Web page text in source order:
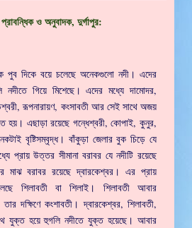
ও অনুবাদক, দুর্গাপুর:
পুব দিকে বয়ে চলেছে অনেকগুলো নদী। এদের
নদীতে গিয়ে মিশেছে। এদের মধ্যে দামোদর,
রূপনারায়ণ, কংসাবতী আর সেই সাথে অজয়
হয়। এছাড়া রয়েছে গন্ধেশ্বরী, কোপাই, কুনুর,
বৃষ্টিসম্বৃদ্ধ। বাঁকুড়া জেলার বুক চিড়ে যে
প্রায় উত্তর সীমানা বরাবর যে নদীটি রয়েছে
মাঝ বরাবর রয়েছে দ্বারকেশ্বর। এর প্রায়
শিলাবতী বা শিলাই। শিলাবতী আবার
দক্ষিণে কংশাবতী। দ্বারকেশ্বর, শিলাবতী,
যুক্ত হয়ে হুগলি নদীতে যুক্ত হয়েছে। আবার